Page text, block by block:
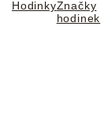
HodinkyZnačky
hodinek